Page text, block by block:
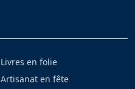
Livres en folie
Artisanat en fête